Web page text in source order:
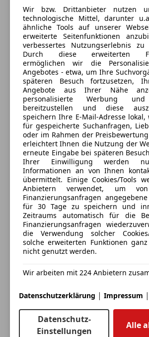
Sicherheit
ABS
Abstandswarner
Airbag hinten
Beifahrerairbag
ESP
Fahrerairbag
Fernlichtassistent
Geschwindigkeits-
Isofix
Kopfairbag
Kurvenlicht
LED-Scheinwerfer
LED-Tagfahrlicht
Müdigkeitswarnsystem
Notbremsassistent
Notrufsystem
Reifendruckkontrollsystem
Seitenairbag
Servolenkung
Tagfahrlicht
Voll-LED Scheinwerfer
Zentralverriegelung
Zentralverriegelung mit
Extras
Verkäufer Privat
1100 Wien, AT
Kontakt
Anbieter kontaktieren
Deine Nachricht
Ich erlaube den Händlern
Dein Name
Wir bzw. Drittanbieter nutzen
technologische Mittel, darunter
ähnliche Tools auf unserer
erweiterte Seitenfunktionen
verbessertes Nutzungserlebnis zu
Durch diese erweiterten
ermöglichen wir die
Angebotes - etwa, um Ihre
späteren Besuch fortzusetzen,
Angebote aus Ihrer Nähe
personalisierte Werbung und
bereitzustellen und diese
speichern Ihre E-Mail-Adresse lokal,
für gespeicherte Suchanfragen,
oder im Rahmen der
erleichtert Ihnen die Nutzung der
erneute Eingabe bei späteren
Ihrer Einwilligung werden
Informationen an von Ihnen
übermittelt. Einige Cookies/Tools
Anbietern verwendet, um
Finanzierungsanfragen
für 30 Tage zu speichern und
Zeitraums automatisch für die
Finanzierungsanfragen
die Verwendung solcher
solche erweiterten Funktionen
nicht genutzt werden.
Wir arbeiten mit 224 Anbietern
Datenschutzerklärung | Impressum |
Datenschutz-
Einstellungen
Alle